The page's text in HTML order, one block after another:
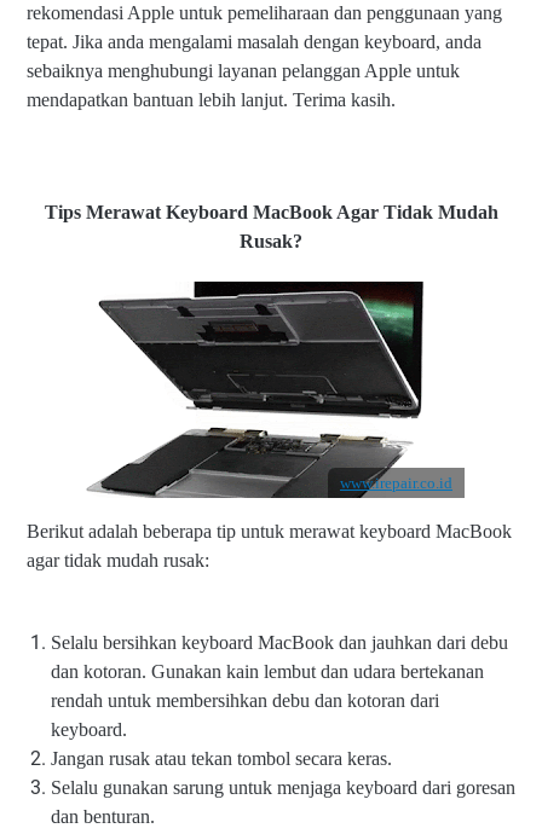
rekomendasi Apple untuk pemeliharaan dan penggunaan yang
tepat. Jika anda mengalami masalah dengan keyboard, anda
sebaiknya menghubungi layanan pelanggan Apple untuk
mendapatkan bantuan lebih lanjut. Terima kasih.
Tips Merawat Keyboard MacBook Agar Tidak Mudah
Rusak?
www.irepair.co.id
Berikut adalah beberapa tip untuk merawat keyboard MacBook
agar tidak mudah rusak:
Selalu bersihkan keyboard MacBook dan jauhkan dari debu
dan kotoran. Gunakan kain lembut dan udara bertekanan
rendah untuk membersihkan debu dan kotoran dari
keyboard.
Jangan rusak atau tekan tombol secara keras.
Selalu gunakan sarung untuk menjaga keyboard dari goresan
dan benturan.